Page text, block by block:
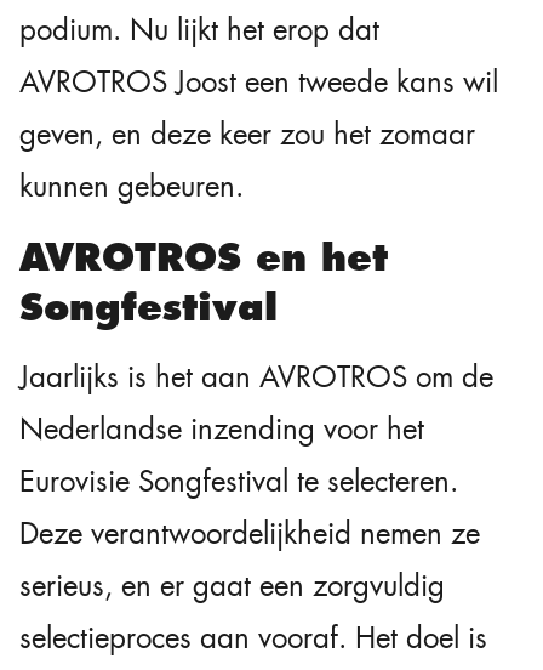
podium. Nu lijkt het erop dat
AVROTROS Joost een tweede kans wil
geven, en deze keer zou het zomaar
kunnen gebeuren.
AVROTROS en het
Songfestival
Jaarlijks is het aan AVROTROS om de
Nederlandse inzending voor het
Eurovisie Songfestival te selecteren.
Deze verantwoordelijkheid nemen ze
serieus, en er gaat een zorgvuldig
selectieproces aan vooraf. Het doel is